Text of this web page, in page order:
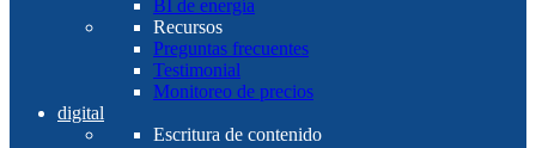
BI de energía
Recursos
Preguntas frecuentes
Testimonial
Monitoreo de precios
digital
Escritura de contenido